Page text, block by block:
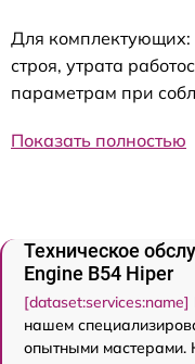
Для
строя, утрата
параметрам при
Показать полностью
Техническое
Engine B54 Hiper
нашем
опытными мастерами.